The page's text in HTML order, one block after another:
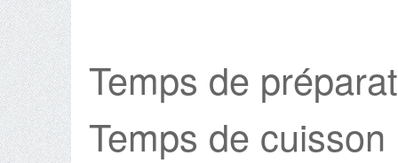
Temps de
Temps de